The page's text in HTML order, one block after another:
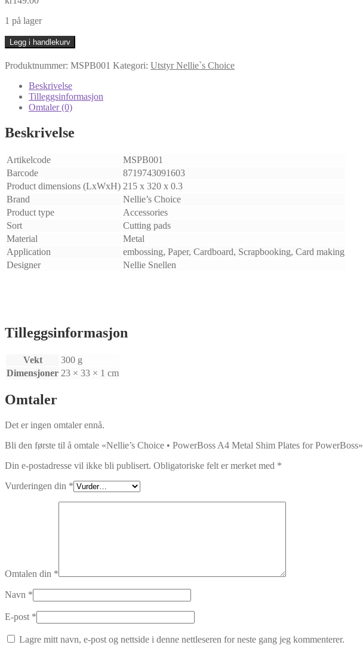
1 på lager
Nellie's
Choice
•
Metal
Shim
for
PowerBoss
Legg i handlekurv
Produktnummer: MSPB001 Kategori: Utstyr Nellie`s Choice
Beskrivelse
Tilleggsinformasjon
Omtaler (0)
Beskrivelse
Artikelcode
MSPB001
Barcode
8719743091603
Product dimensions (LxWxH) 215 x 320 x 0.3
Brand
Nellie’s Choice
Product type
Accessories
Sort
Cutting pads
Material
Metal
Application
embossing, Paper, Cardboard, Scrapbooking, Card making
Designer
Nellie Snellen
Tilleggsinformasjon
Vekt
300 g
Dimensjoner 23 × 33 × 1 cm
Omtaler
Det er ingen omtaler ennå.
Bli den første til å omtale «Nellie’s Choice • PowerBoss A4 Metal Shim Plates for PowerBoss»
Din e-postadresse vil ikke bli publisert. Obligatoriske felt er merket med *
Vurderingen din *
Omtalen din *
Navn *
E-post *
Lagre mitt navn, e-post og nettside i denne nettleseren for neste gang jeg kommenterer.